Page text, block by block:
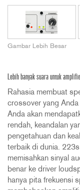
Gambar Lebih Besar
Lebih banyak suara untuk
Rahasia membuat
crossover yang
Anda akan
rendah, keandalan
pengetahuan dan
terbaik di dunia.
memisahkan sinyal
benar ke driver
hanya pita frekuensi